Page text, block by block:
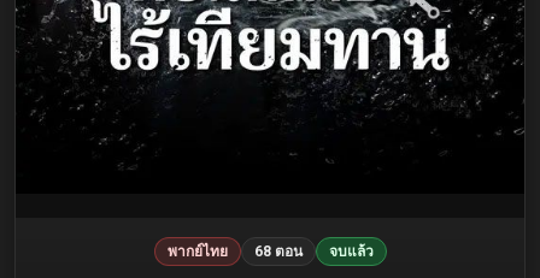
พากย์ไทย 68 ตอน จบแล้ว